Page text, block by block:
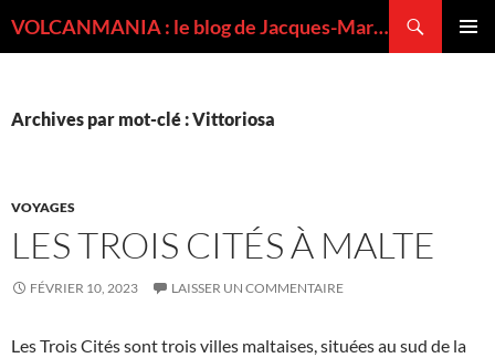
VOLCANMANIA : le blog de Jacques-Marie BARDINTZEFF, volcanologue
Archives par mot-clé : Vittoriosa
VOYAGES
LES TROIS CITÉS À MALTE
FÉVRIER 10, 2023 LAISSER UN COMMENTAIRE
Les Trois Cités sont trois villes maltaises, situées au sud de la